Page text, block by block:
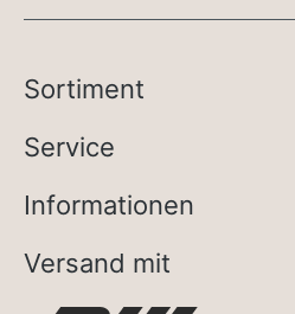
Sortiment
Service
Informationen
Versand mit